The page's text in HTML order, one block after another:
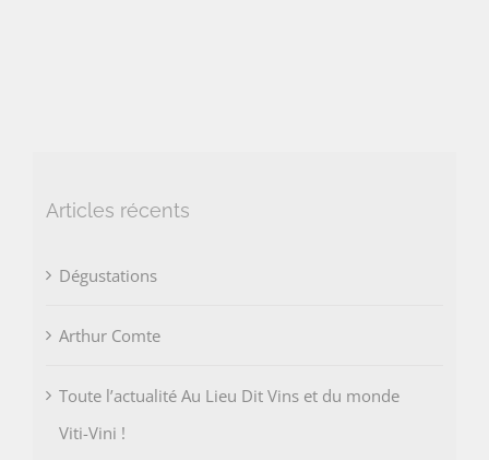
Articles récents
Dégustations
Arthur Comte
Toute l’actualité Au Lieu Dit Vins et du monde
Viti-Vini !